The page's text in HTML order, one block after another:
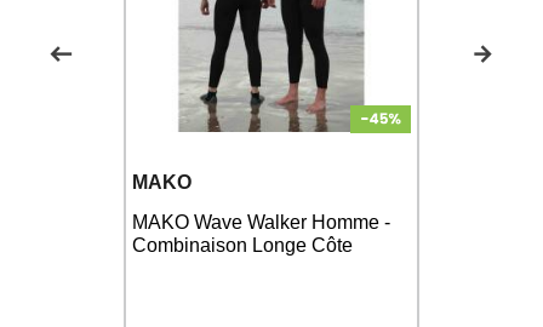
MAKO
MAKO Wave Walker Homme -
Combinaison Longe Côte